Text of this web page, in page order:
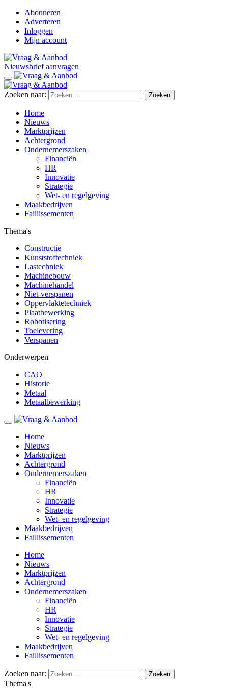
Abonneren
Adverteren
Inloggen
Mijn account
Nieuwsbrief aanvragen
Zoeken naar:
Home
Nieuws
Marktprijzen
Achtergrond
Ondernemerszaken
Financiën
HR
Innovatie
Strategie
Wet- en regelgeving
Maakbedrijven
Faillissementen
Thema's
Constructie
Kunststoftechniek
Lastechniek
Machinebouw
Machinehandel
Niet-verspanen
Oppervlaktetechniek
Plaatbewerking
Robotisering
Toelevering
Verspanen
Onderwerpen
CAO
Historie
Metaal
Metaalbewerking
Home
Nieuws
Marktprijzen
Achtergrond
Ondernemerszaken
Financiën
HR
Innovatie
Strategie
Wet- en regelgeving
Maakbedrijven
Faillissementen
Home
Nieuws
Marktprijzen
Achtergrond
Ondernemerszaken
Financiën
HR
Innovatie
Strategie
Wet- en regelgeving
Maakbedrijven
Faillissementen
Zoeken naar:
Thema's